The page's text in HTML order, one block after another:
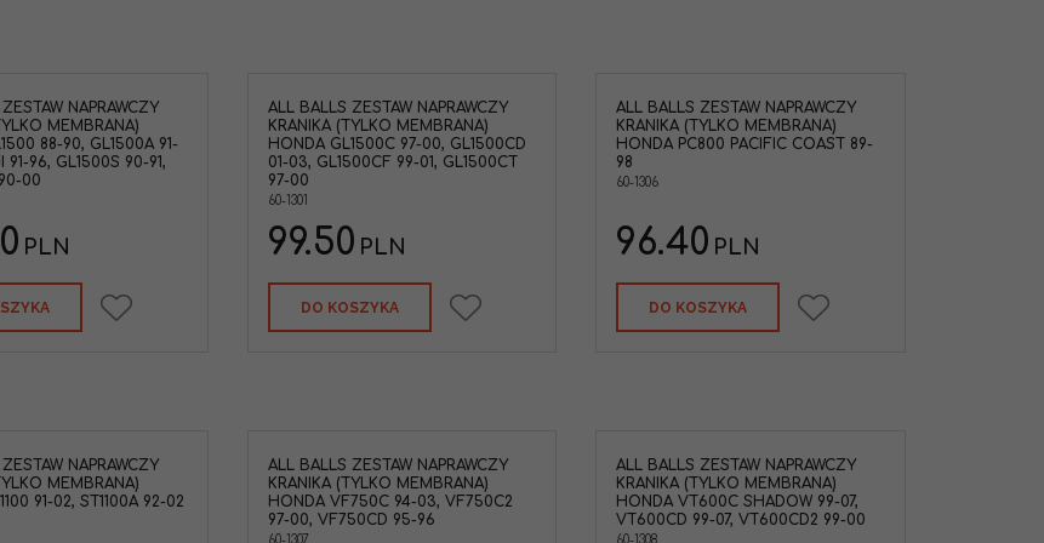
NAPRAWCZY
MEMBRANA)
88-90, GL1500A 91-
91-96, GL1500S 90-91,
00
PLN
ALL BALLS ZESTAW NAPRAWCZY
KRANIKA (TYLKO MEMBRANA)
HONDA GL1500C 97-00, GL1500CD
01-03, GL1500CF 99-01, GL1500CT
97-00
60-1301
99.50 PLN
DO KOSZYKA
ALL BALLS ZESTAW NAPRAWCZY
KRANIKA (TYLKO MEMBRANA)
HONDA PC800 PACIFIC COAST 89-
98
60-1306
96.40 PLN
DO KOSZYKA
NAPRAWCZY
MEMBRANA)
91-02, ST1100A 92-02
ALL BALLS ZESTAW NAPRAWCZY
KRANIKA (TYLKO MEMBRANA)
HONDA VF750C 94-03, VF750C2
97-00, VF750CD 95-96
60-1307
ALL BALLS ZESTAW NAPRAWCZY
KRANIKA (TYLKO MEMBRANA)
HONDA VT600C SHADOW 99-07,
VT600CD 99-07, VT600CD2 99-00
60-1308